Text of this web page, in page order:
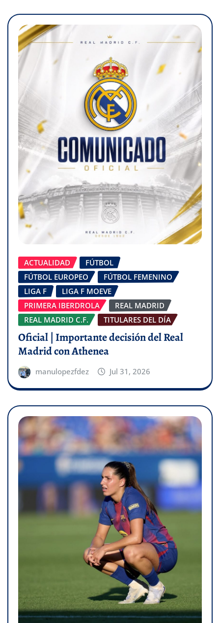
ACTUALIDAD
FÚTBOL
FÚTBOL EUROPEO
FÚTBOL FEMENINO
LIGA F
LIGA F MOEVE
PRIMERA IBERDROLA
REAL MADRID
REAL MADRID C.F.
TITULARES DEL DÍA
Oficial | Importante decisión del Real
Madrid con Athenea
manulopezfdez Jul 31, 2026